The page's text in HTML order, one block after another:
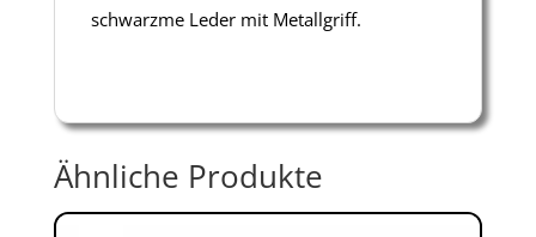
schwarzme Leder mit Metallgriff.
Ähnliche Produkte